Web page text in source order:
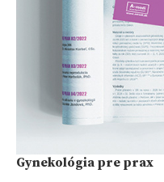
Gynekológia pre prax